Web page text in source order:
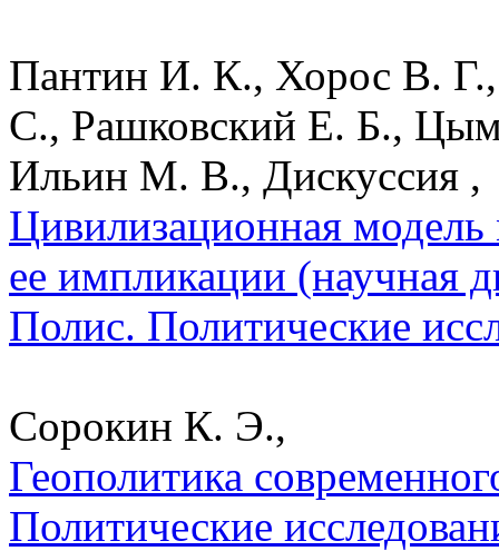
Пантин И. К., Хорос В.
С., Рашковский Е. Б.,
Ильин М. В., Дискуссия ,
Цивилизационная
ее импликации (научная
Полис. Политические
Сорокин К. Э.,
Геополитика
Политические